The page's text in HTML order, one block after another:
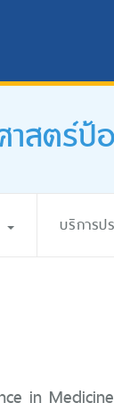
าสตร์
บริการป
in